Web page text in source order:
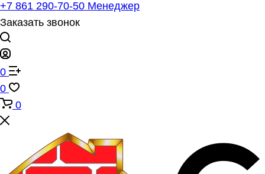
+7 861 290-70-50 Менеджер
Заказать звонок
0
0
0